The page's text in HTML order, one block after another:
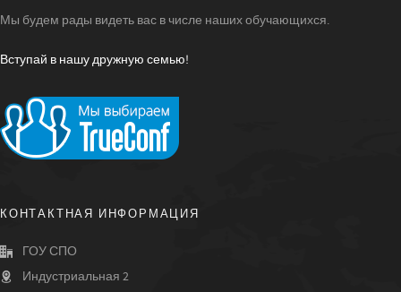
Мы будем рады видеть вас в числе наших обучающихся.
Вступай в нашу дружную семью!
КОНТАКТНАЯ ИНФОРМАЦИЯ
ГОУ СПО
Индустриальная 2